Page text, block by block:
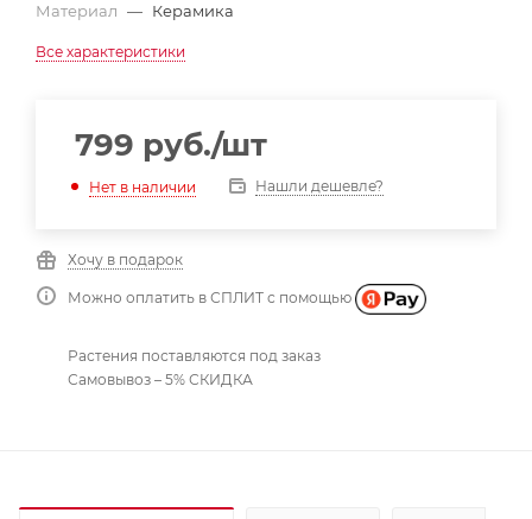
Материал — Керамика
Все характеристики
799 руб./шт
Нет в наличии Нашли дешевле?
Хочу в подарок
Можно оплатить в СПЛИТ с помощью
Растения поставляются под заказ
Самовывоз – 5% СКИДКА